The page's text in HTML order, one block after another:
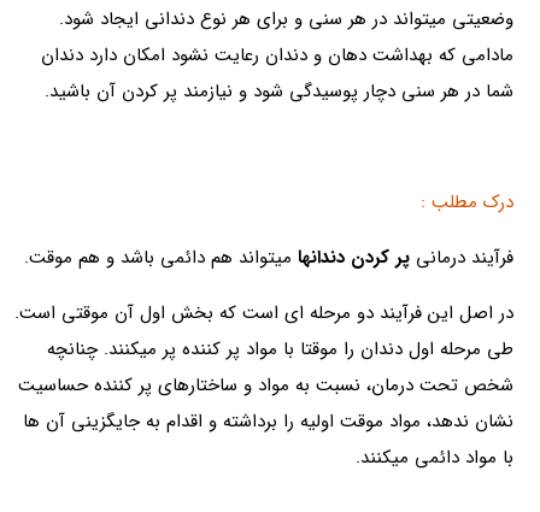
وضعیتی میتواند در هر سنی و برای هر نوع دندانی ایجاد شود.
مادامی که بهداشت دهان و دندان رعایت نشود امکان دارد دندان
شما در هر سنی دچار پوسیدگی شود و نیازمند پر کردن آن باشید.
درک مطلب :
فرآیند درمانی پر کردن دندانها میتواند هم دائمی باشد و هم موقت.
در اصل این فرآیند دو مرحله ای است که بخش اول آن موقتی است.
طی مرحله اول دندان را موقتا با مواد پر کننده پر میکنند. چنانچه
شخص تحت درمان، نسبت به مواد و ساختارهای پر کننده حساسیت
نشان ندهد، مواد موقت اولیه را برداشته و اقدام به جایگزینی آن ها
با مواد دائمی میکنند.